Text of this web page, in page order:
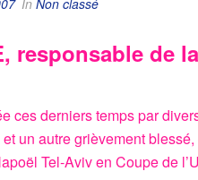
In Non classé
responsable de
ces derniers temps par
un autre grièvement
Tel-Aviv en Coupe de